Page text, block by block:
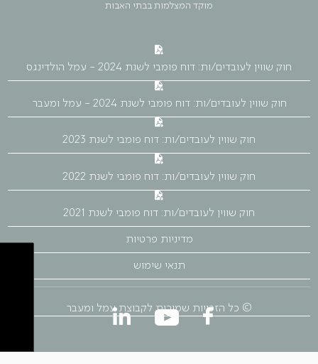
מוקד המצלמות בבתי האבות
חוק שווין לעובדים/ות: דוח פומבי לשנת 2024 - עמל הולדינגס
חוק שווין לעובדים/ות: דוח פומבי לשנת 2024 - עמל ומעבר
חוק שווין לעובדים/ות: דוח פומבי לשנת 2023
חוק שווין לעובדים/ות: דוח פומבי לשנת 2022
חוק שווין לעובדים/ות: דוח פומבי לשנת 2021
מדיניות פרטיות
תנאי שימוש
© כל הזכויות שמורות לקבוצת עמל ומעבר